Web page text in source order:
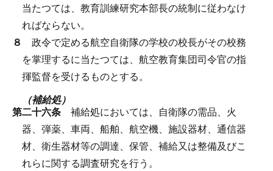
当たつては、教育訓練研究本部長の統制に従わなけ
ればならない。
８ 政令で定める航空自衛隊の学校の校長がその校務
を掌理するに当たつては、航空教育集団司令官の指
揮監督を受けるものとする。
（補給処）
第二十六条 補給処においては、自衛隊の需品、火
器、弾薬、車両、船舶、航空機、施設器材、通信器
材、衛生器材等の調達、保管、補給又は整備及びこ
れらに関する調査研究を行う。